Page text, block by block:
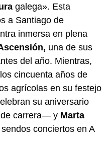
galega». Esta
a Santiago de
inmersa en plena
una de sus
del año. Mientras,
cincuenta años de
agrícolas en su festejo
su aniversario
carrera— y Marta
conciertos en A